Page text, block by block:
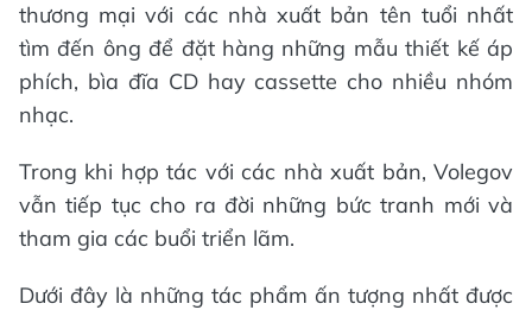
thương mại với các nhà xuất bản tên tuổi nhất
tìm đến ông để đặt hàng những mẫu thiết kế áp
phích, bìa đĩa CD hay cassette cho nhiều nhóm
nhạc.
Trong khi hợp tác với các nhà xuất bản, Volegov
vẫn tiếp tục cho ra đời những bức tranh mới và
tham gia các buổi triển lãm.
Dưới đây là những tác phẩm ấn tượng nhất được